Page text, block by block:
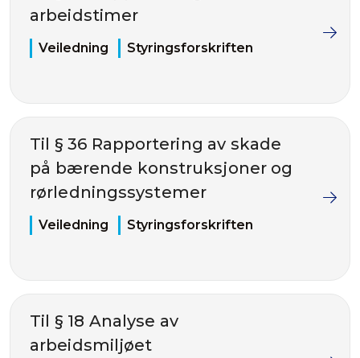
arbeidstimer
Veiledning Styringsforskriften
Til § 36 Rapportering av skade
på bærende konstruksjoner og
rørledningssystemer
Veiledning Styringsforskriften
Til § 18 Analyse av
arbeidsmiljøet